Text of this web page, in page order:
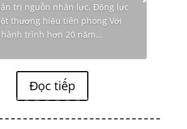
trị nguồn nhân lực. Động lực
thương hiệu tiên phong Với
hành trình hơn 20 năm...
Đọc tiếp